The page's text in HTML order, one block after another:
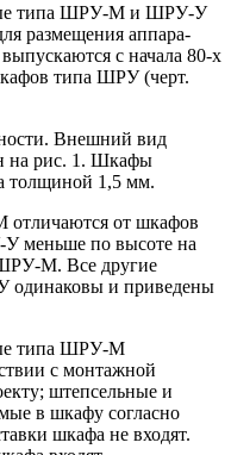
типа ШРУ-М и ШРУ-У
размещения аппара­
с начала 80-х
типа ШРУ (черт.
Внешний вид
рис. 1. Шкафы
толщиной 1,5 мм.
от шкафов
меньше по высоте на
М. Все другие
и приведены
типа ШРУ-М
с монтажной
штепсельные и
в шкафу согласно
шкафа не входят.